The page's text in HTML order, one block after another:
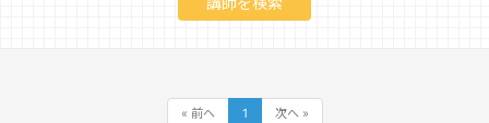
« 前へ 1 次へ »